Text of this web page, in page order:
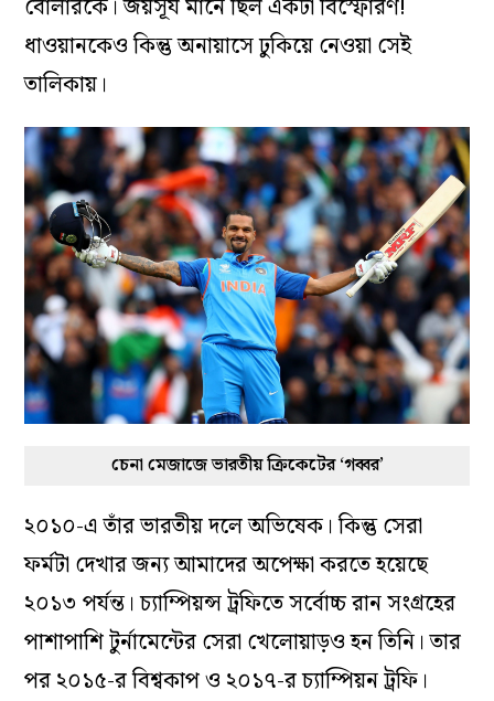
বোলারকে। জয়সূর্য মানে ছিল একটা বিস্ফোরণ!
ধাওয়ানকেও কিন্তু অনায়াসে ঢুকিয়ে নেওয়া সেই
তালিকায়।
চেনা মেজাজে ভারতীয় ক্রিকেটের ‘গব্বর’
২০১০-এ তাঁর ভারতীয় দলে অভিষেক। কিন্তু সেরা
ফর্মটা দেখার জন্য আমাদের অপেক্ষা করতে হয়েছে
২০১৩ পর্যন্ত। চ্যাম্পিয়ন্স ট্রফিতে সর্বোচ্চ রান সংগ্রহের
পাশাপাশি টুর্নামেন্টের সেরা খেলোয়াড়ও হন তিনি। তার
পর ২০১৫-র বিশ্বকাপ ও ২০১৭-র চ্যাম্পিয়ন ট্রফি।